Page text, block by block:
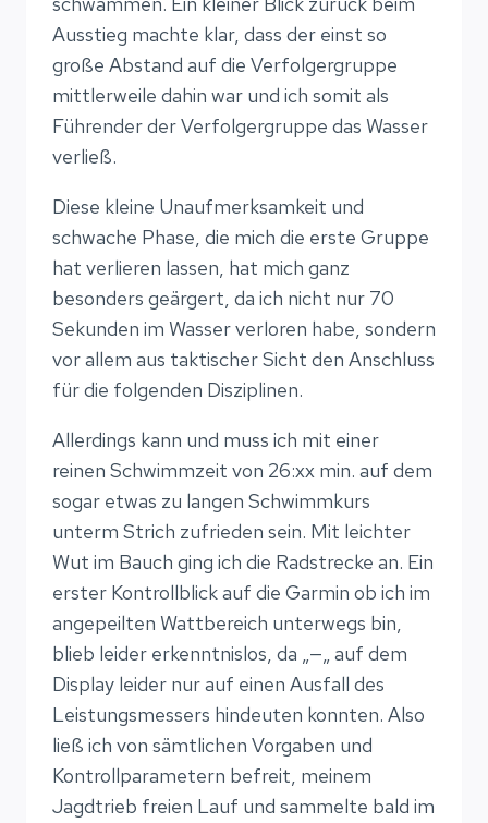
Ausstieg machte klar, dass der einst so
große Abstand auf die Verfolgergruppe
mittlerweile dahin war und ich somit als
Führender der Verfolgergruppe das Wasser
verließ.
Diese kleine Unaufmerksamkeit und
schwache Phase, die mich die erste Gruppe
hat verlieren lassen, hat mich ganz
besonders geärgert, da ich nicht nur 70
Sekunden im Wasser verloren habe, sondern
vor allem aus taktischer Sicht den Anschluss
für die folgenden Disziplinen.
Allerdings kann und muss ich mit einer
reinen Schwimmzeit von 26:xx min. auf dem
sogar etwas zu langen Schwimmkurs
unterm Strich zufrieden sein. Mit leichter
Wut im Bauch ging ich die Radstrecke an. Ein
erster Kontrollblick auf die Garmin ob ich im
angepeilten Wattbereich unterwegs bin,
blieb leider erkenntnislos, da „—„ auf dem
Display leider nur auf einen Ausfall des
Leistungsmessers hindeuten konnten. Also
ließ ich von sämtlichen Vorgaben und
Kontrollparametern befreit, meinem
Jagdtrieb freien Lauf und sammelte bald im